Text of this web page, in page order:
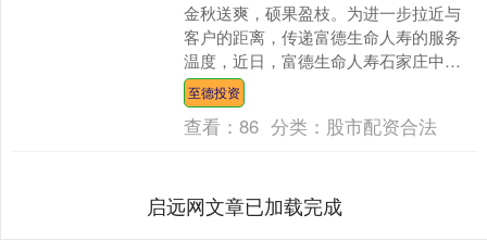
金秋送爽，硕果盈枝。为进一步拉近与
客户的距离，传递富德生命人寿的服务
温度，近日，富德生命人寿石家庄中支
续期收展部精心组织客户前往近郊生态
苹果园，开展“果香聚情谊....
至德投资
查看：86 分类： 股市配资合法
启远网文章已加载完成